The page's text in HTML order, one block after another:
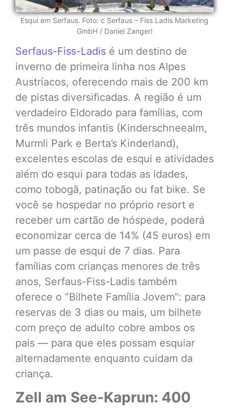
Esqui em Serfaus. Foto: c Serfaus – Fiss Ladis Marketing
GmbH / Daniel Zangerl
Serfaus-Fiss-Ladis é um destino de
inverno de primeira linha nos Alpes
Austríacos, oferecendo mais de 200 km
de pistas diversificadas. A região é um
verdadeiro Eldorado para famílias, com
três mundos infantis (Kinderschneealm,
Murmli Park e Berta’s Kinderland),
excelentes escolas de esqui e atividades
além do esqui para todas as idades,
como tobogã, patinação ou fat bike. Se
você se hospedar no próprio resort e
receber um cartão de hóspede, poderá
economizar cerca de 14% (45 euros) em
um passe de esqui de 7 dias. Para
famílias com crianças menores de três
anos, Serfaus-Fiss-Ladis também
oferece o “Bilhete Família Jovem”: para
reservas de 3 dias ou mais, um bilhete
com preço de adulto cobre ambos os
pais — para que eles possam esquiar
alternadamente enquanto cuidam da
criança.
Zell am See-Kaprun: 400